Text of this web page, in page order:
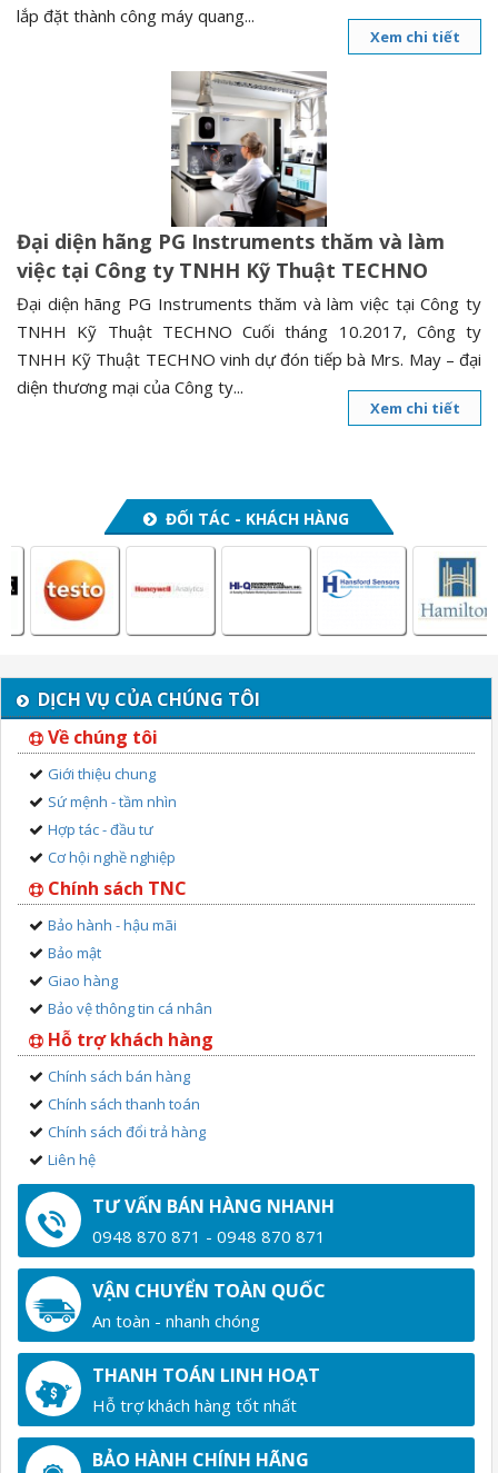
lắp đặt thành công máy quang...
Xem chi tiết
Đại diện hãng PG Instruments thăm và làm
việc tại Công ty TNHH Kỹ Thuật TECHNO
Đại diện hãng PG Instruments thăm và làm việc tại Công ty
TNHH Kỹ Thuật TECHNO Cuối tháng 10.2017, Công ty
TNHH Kỹ Thuật TECHNO vinh dự đón tiếp bà Mrs. May – đại
diện thương mại của Công ty...
Xem chi tiết
ĐỐI TÁC - KHÁCH HÀNG
DỊCH VỤ CỦA CHÚNG TÔI
Về chúng tôi
Giới thiệu chung
Sứ mệnh - tầm nhìn
Hợp tác - đầu tư
Cơ hội nghề nghiệp
Chính sách TNC
Bảo hành - hậu mãi
Bảo mật
Giao hàng
Bảo vệ thông tin cá nhân
Hỗ trợ khách hàng
Chính sách bán hàng
Chính sách thanh toán
Chính sách đổi trả hàng
Liên hệ
TƯ VẤN BÁN HÀNG NHANH
0948 870 871 - 0948 870 871
VẬN CHUYỂN TOÀN QUỐC
An toàn - nhanh chóng
THANH TOÁN LINH HOẠT
Hỗ trợ khách hàng tốt nhất
BẢO HÀNH CHÍNH HÃNG